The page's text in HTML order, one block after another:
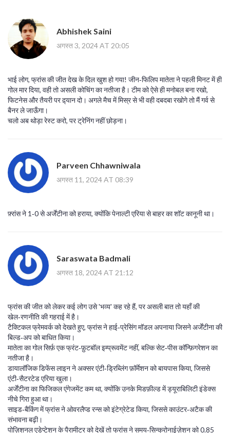
Abhishek Saini
अगस्त 3, 2024 AT 20:05
भाई लोग, फ्रांस की जीत देख के दिल खुश हो गया! जीन‑फिलिप मातेता ने पहली मिनट में ही
गोल मार दिया, वही तो असली कोचिंग का नतीजा है। टीम को ऐसे ही मनोबल बना रखो,
फिटनेस और तैयरी पर द़्यान दो। अगले मैच में मिस्र से भी वही दबदबा रखोगे तो मैं गर्व से
बैनर ले जाऊँगा।
चलो अब थोड़ा रेस्ट करो, पर ट्रेनिंग नहीं छोड़ना।
Parveen Chhawniwala
अगस्त 11, 2024 AT 08:39
फ़्रांस ने 1‑0 से अर्जेंटीना को हराया, क्योंकि पेनाल्टी एरिया से बाहर का शॉट कानूनी था।
Saraswata Badmali
अगस्त 18, 2024 AT 21:12
फ्रांस की जीत को लेकर कई लोग उसे 'भव्य' कह रहे हैं, पर असली बात तो यहाँ की
खेल‑रणनीति की गहराई में है।
टैक्टिकल फ्रेमवर्क को देखते हुए, फ्रांस ने हाई‑प्रेसिंग मॉडल अपनाया जिसने अर्जेंटीना की
बिल्ड‑अप को बाधित किया।
मातेता का गोल सिर्फ़ एक फ्रंट‑फ़ुटबॉल इम्प्रूवमेंट नहीं, बल्कि सेट‑पीस कॉन्फ़िगरेशन का
नतीजा है।
डायालॉजिक डिफेंस लाइन ने अक्सर एंटी‑ड्रिब्लिंग फ़ॉर्मेशन को बायपास किया, जिससे
एंटी‑सैटरटेड एरिया खुला।
अर्जेंटीना का फिजिकल एंगेजमेंट कम था, क्योंकि उनके मिडफ़ील्ड में ड्यूराबिलिटी इंडेक्स
नीचे गिरा हुआ था।
साइड‑बैकिंग में फ्रांस ने ओवरलैप्ड रन्स को इंटेग्रेटेड किया, जिससे काउंटर‑अटैक की
संभावना बढ़ी।
पोज़िशनल एडेप्टेशन के पैरामीटर को देखें तो फ्रांस ने समय‑सिन्क्रोनाईज़ेशन को 0.85